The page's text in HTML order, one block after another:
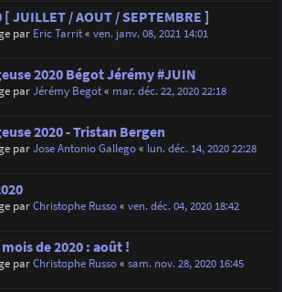
JUILLET / AOUT / SEPTEMBRE ]
par Eric Tarrit« ven. janv. 08, 2021 14:01
2020 Bégot Jérémy #JUIN
parJérémy Begot« mar. déc. 22, 2020 22:18
2020 - Tristan Bergen
parJose Antonio Gallego« lun. déc. 14, 2020 22:28
parChristophe Russo« ven. déc. 04, 2020 18:42
de 2020 : août !
parChristophe Russo« sam. nov. 28, 2020 16:45